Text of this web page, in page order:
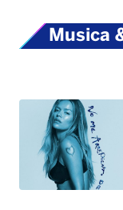
Musica